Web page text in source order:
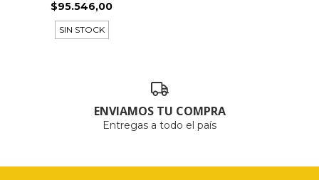
$95.546,00
SIN STOCK
ENVIAMOS TU COMPRA
Entregas a todo el país